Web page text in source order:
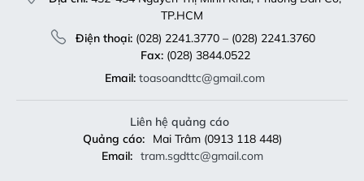
TP.HCM
Điện thoại:(028) 2241.3770 – (028) 2241.3760
Fax:(028) 3844.0522
Email: toasoandttc@gmail.com
Liên hệ quảng cáo
Quảng cáo:
Mai Trâm (0913 118 448)
Email: tram.sgdttc@gmail.com